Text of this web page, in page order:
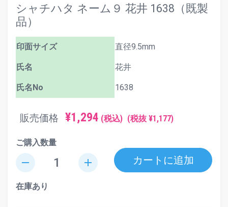
シャチハタ ネーム９ 花井 1638（既製
品）
印面サイズ 直径9.5mm
氏名 花井
氏名No 1638
販売価格 ¥1,294 (税込) (税抜 ¥1,177)
ご購入数量
remove add カートに追加
在庫あり